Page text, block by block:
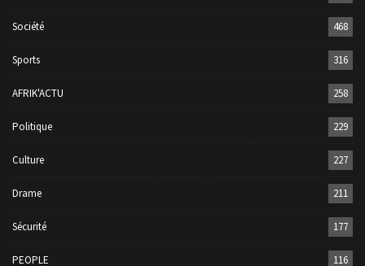
Société 468
Sports 316
AFRIK'ACTU 258
Politique 229
Culture 227
Drame 211
Sécurité 177
PEOPLE 116